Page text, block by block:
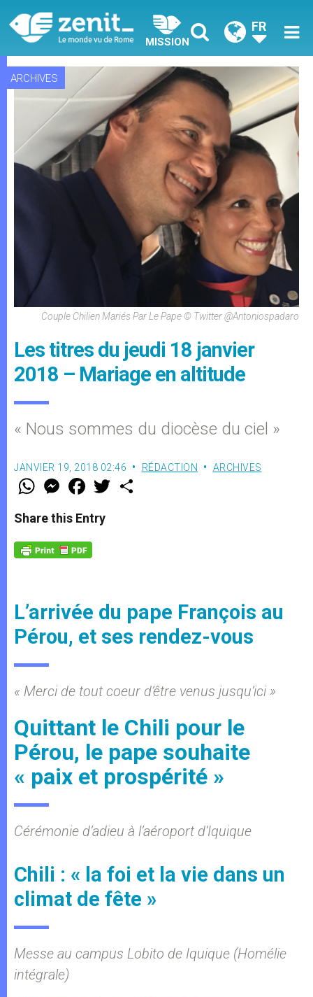
MISSION
FR
ARCHIVES
Couple Chilien Mariés Par Le Pape © Twitter @antoniospadaro
Les titres du jeudi 18 janvier
2018 – Mariage en altitude
« Nous sommes du diocèse du ciel »
JANVIER 19, 2018 02:46 RÉDACTION ARCHIVES
W
t
s
p
p
M
e
s
e
g
e
F
a
e
b
o
k
w
Share this Entry
L’arrivée du pape François au
Pérou, et ses rendez-vous
« Merci de tout coeur d’être venus jusqu’ici »
Quittant le Chili pour le
Pérou, le pape souhaite
« paix et prospérité »
Cérémonie d’adieu à l’aéroport d’Iquique
Chili : « la foi et la vie dans un
climat de fête »
Messe au campus Lobito de Iquique (Homélie
intégrale)